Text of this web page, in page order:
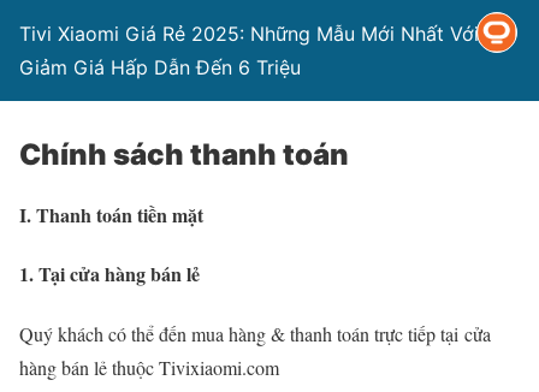
Tivi Xiaomi Giá Rẻ 2025: Những Mẫu Mới Nhất Với
Giảm Giá Hấp Dẫn Đến 6 Triệu
Chính sách thanh toán
I. Thanh toán tiền mặt
1. Tại cửa hàng bán lẻ
Quý khách có thể đến mua hàng & thanh toán trực tiếp tại cửa
hàng bán lẻ thuộc Tivixiaomi.com